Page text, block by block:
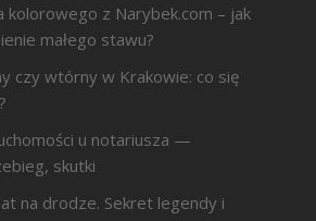
kolorowego z Narybek.com – jak
małego stawu?
czy wtórny w Krakowie: co się
u notariusza —
skutki
na drodze. Sekret legendy i